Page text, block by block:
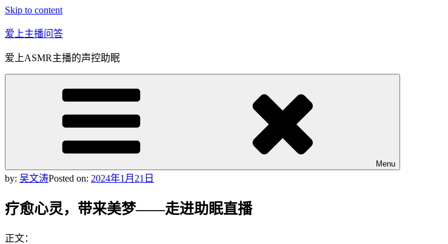
Skip to content
爱上主播问答
爱上ASMR主播的声控助眠
Menu
by: 吴文涛Posted on: 2024年1月21日
疗愈心灵，带来美梦——走进助眠直播
正文：